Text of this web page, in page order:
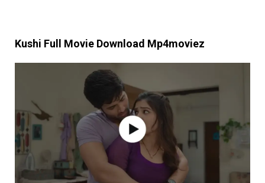
Kushi Full Movie Download Mp4moviez